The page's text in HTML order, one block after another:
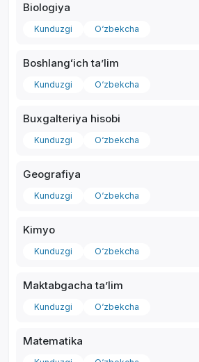
Biologiya
Kunduzgi O‘zbekcha
Boshlangʻich taʼlim
Kunduzgi O‘zbekcha
Buxgalteriya hisobi
Kunduzgi O‘zbekcha
Geografiya
Kunduzgi O‘zbekcha
Kimyo
Kunduzgi O‘zbekcha
Maktabgacha taʼlim
Kunduzgi O‘zbekcha
Matematika